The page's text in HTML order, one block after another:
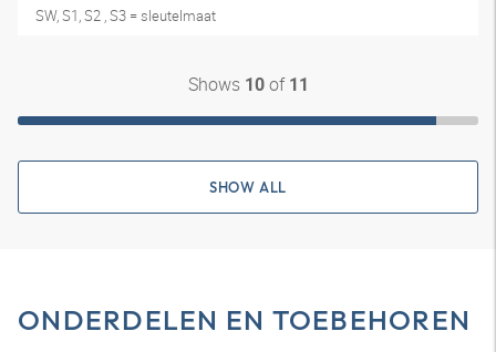
SW, S1, S2 , S3 = sleutelmaat
Shows 10of 11
SHOW ALL
ONDERDELEN EN TOEBEHOREN